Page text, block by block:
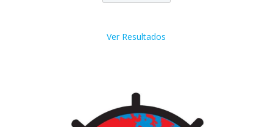
Ver Resultados